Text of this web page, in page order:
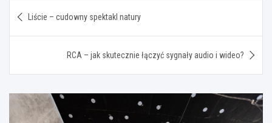
wpisuLiście – cudowny spektakl natury
RCA – jak skutecznie łączyć sygnały audio i wideo?